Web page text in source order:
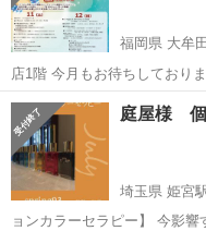
福岡県 大牟
店1階 今月もお待ちしており
今後の仕事…
福岡 大牟田市 大牟田
庭屋様 個
埼玉県 姫宮
ョンカラーセラピー】 今影響